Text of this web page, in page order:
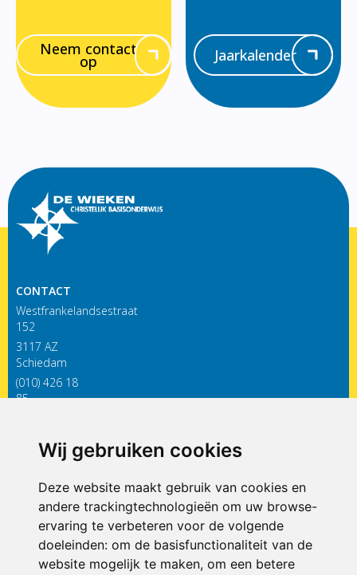
Wij gebruiken cookies
Deze website maakt gebruik van cookies en
andere trackingtechnologieën om uw browse-
ervaring te verbeteren voor de volgende
doeleinden: om de basisfunctionaliteit van de
website mogelijk te maken, om een betere
Neem contact
op Jaarkalender
CONTACT
Westfrankelandsestraat
152
3117 AZ
Schiedam
(010) 426 18
85
ONDERDEEL VAN